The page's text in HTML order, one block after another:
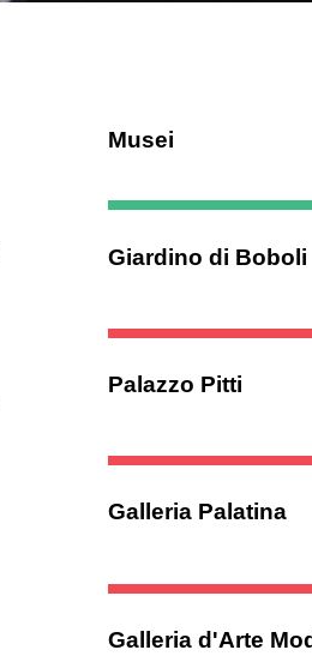
Musei
Giardino di Boboli
Palazzo Pitti
Galleria Palatina
Galleria d'Arte